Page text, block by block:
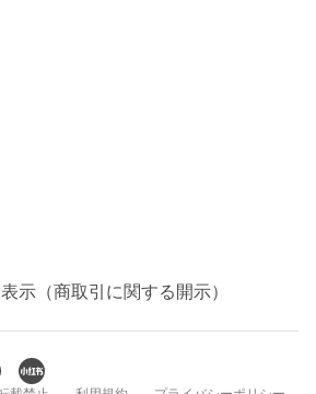
示（商取引に関する開示）